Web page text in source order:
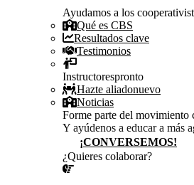
Ayudamos a los
Qué es CBS
Resultados clave
Testimonios
Instructorespronto
Hazte aliadonuevo
Noticias
Forme parte del movimiento
Y ayúdenos a educar a más
¡CONVERSEMOS!
¿Quieres colaborar?